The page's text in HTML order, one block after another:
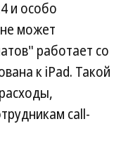
и особо
может
работает со
к iPad. Такой
call-